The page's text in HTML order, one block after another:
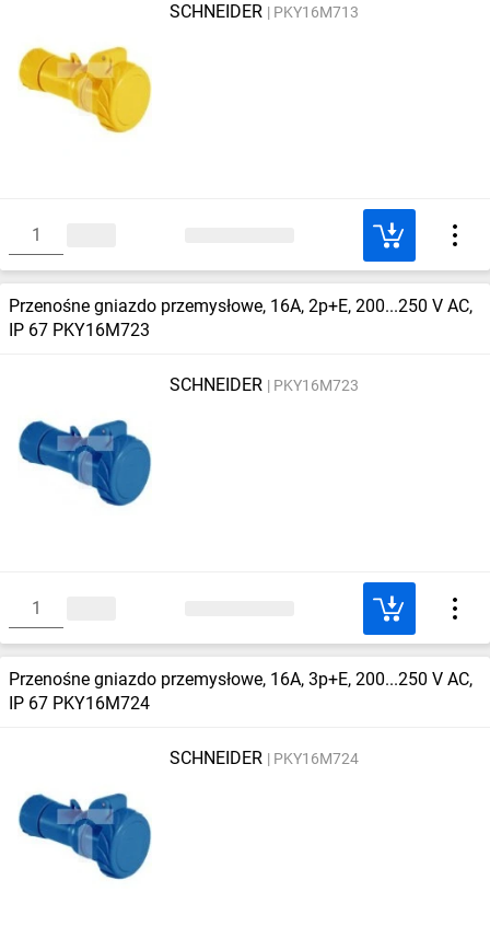
SCHNEIDER PKY16M713
Przenośne gniazdo przemysłowe, 16A, 2p+E, 200...250 V AC,
IP 67 PKY16M723
SCHNEIDER PKY16M723
Przenośne gniazdo przemysłowe, 16A, 3p+E, 200...250 V AC,
IP 67 PKY16M724
SCHNEIDER PKY16M724